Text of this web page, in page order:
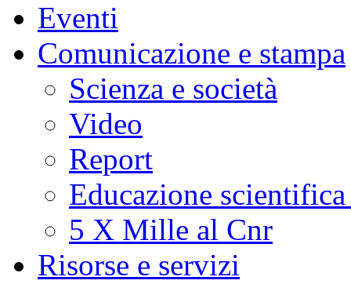
Eventi
Comunicazione e stampa
Scienza e società
Video
Report
Educazione
5 X Mille al Cnr
Risorse e servizi